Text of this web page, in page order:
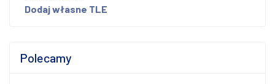
Dodaj własne TLE
Polecamy